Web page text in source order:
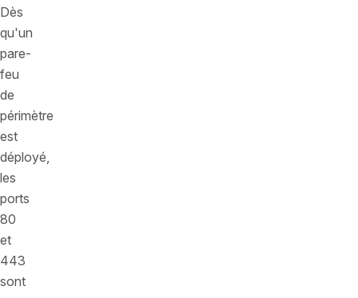
Dès
qu'un
pare-
feu
de
périmètre
est
déployé,
les
ports
80
et
443
sont